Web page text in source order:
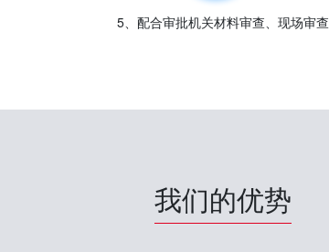
5、配合审批机关材料审查、现场审查
我们的优势